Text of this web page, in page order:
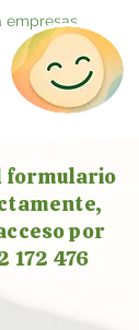
empresas
formulario
por
172 476